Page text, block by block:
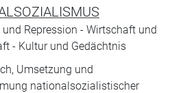
Repression - Wirtschaft und
- Kultur und Gedächtnis
Umsetzung und
nationalsozialistischer